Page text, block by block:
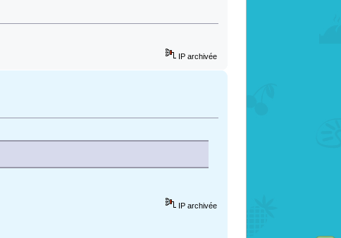
IP archivée
IP archivée